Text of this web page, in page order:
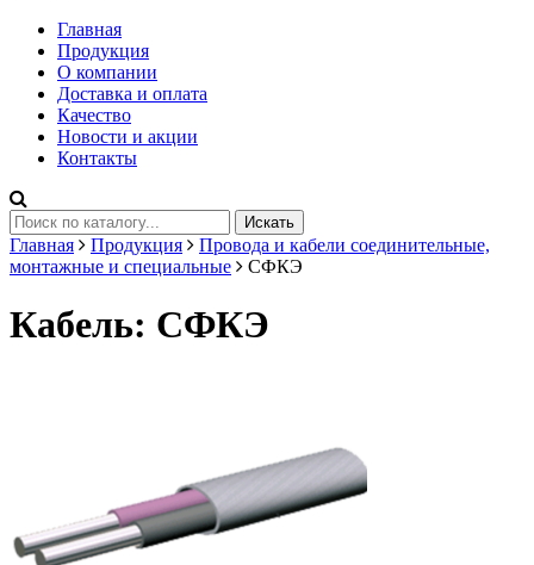
Главная
Продукция
О компании
Доставка и оплата
Качество
Новости и акции
Контакты
Искать
Главная Продукция
Провода и кабели соединительные,
монтажные и специальные
СФКЭ
Кабель: СФКЭ